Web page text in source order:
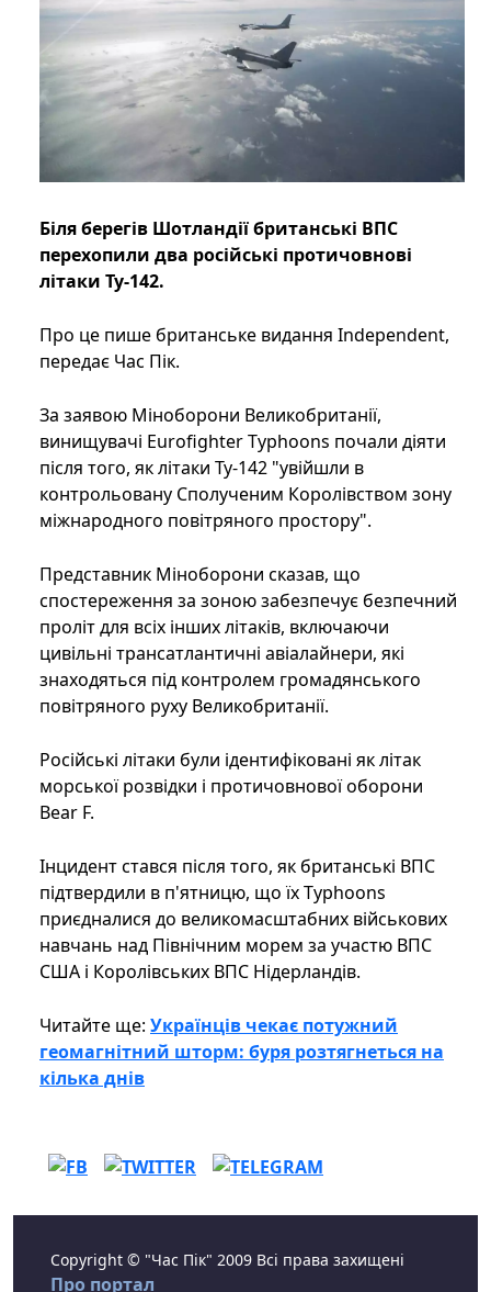
Біля берегів Шотландії британські ВПС
перехопили два російські протичовнові
літаки Ту-142.
Про це пише британське видання Independent,
передає Час Пік.
За заявою Міноборони Великобританії,
винищувачі Eurofighter Typhoons почали діяти
після того, як літаки Ту-142 "увійшли в
контрольовану Сполученим Королівством зону
міжнародного повітряного простору".
Представник Міноборони сказав, що
спостереження за зоною забезпечує безпечний
проліт для всіх інших літаків, включаючи
цивільні трансатлантичні авіалайнери, які
знаходяться під контролем громадянського
повітряного руху Великобританії.
Російські літаки були ідентифіковані як літак
морської розвідки і протичовнової оборони
Bear F.
Інцидент стався після того, як британські ВПС
підтвердили в п'ятницю, що їх Typhoons
приєдналися до великомасштабних військових
навчань над Північним морем за участю ВПС
США і Королівських ВПС Нідерландів.
Читайте ще: Українців чекає потужний
геомагнітний шторм: буря розтягнеться на
кілька днів
Copyright © "Час Пік" 2009 Всі права захищені
Про портал